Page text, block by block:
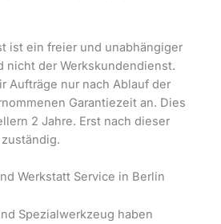
ist ein freier und unabhängiger
nicht der Werkskundendienst.
Aufträge nur nach Ablauf der
Garantiezeit an. Dies
2 Jahre. Erst nach dieser
Werkstatt Service in Berlin
Spezialwerkzeug haben